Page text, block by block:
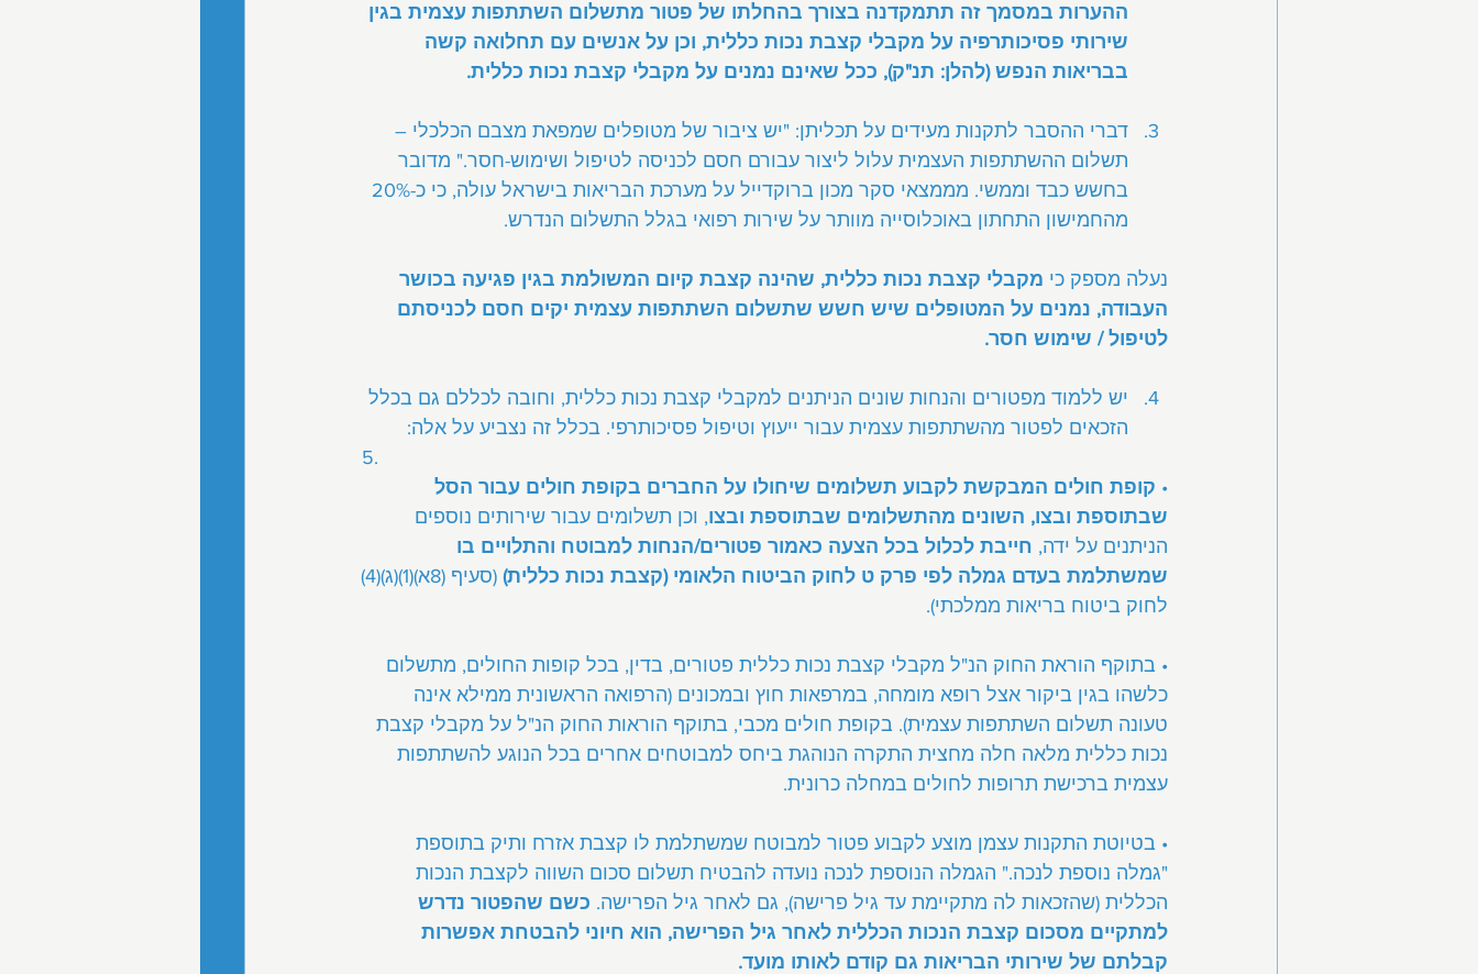
ההערות במסמך זה תתמקדנה בצורך בהחלתו של פטור מתשלום השתתפות עצמית בגין
שירותי פסיכותרפיה על מקבלי קצבת נכות כללית, וכן על אנשים עם תחלואה קשה
בבריאות הנפש (להלן: תנ"ק), ככל שאינם נמנים על מקבלי קצבת נכות כללית.
דברי ההסבר לתקנות מעידים על תכליתן: "יש ציבור של מטופלים שמפאת מצבם הכלכלי –
תשלום ההשתתפות העצמית עלול ליצור עבורם חסם לכניסה לטיפול ושימוש-חסר." מדובר
מהחמישון התחתון באוכלוסייה מוותר על שירות רפואי בגלל התשלום הנדרש.
נעלה מספק כי מקבלי קצבת נכות כללית, שהינה קצבת קיום המשולמת בגין פגיעה בכושר
העבודה, נמנים על המטופלים שיש חשש שתשלום השתתפות עצמית יקים חסם לכניסתם
לטיפול / שימוש חסר.
יש ללמוד מפטורים והנחות שונים הניתנים למקבלי קצבת נכות כללית, וחובה לכללם גם בכלל
הזכאים לפטור מהשתתפות עצמית עבור ייעוץ וטיפול פסיכותרפי. בכלל זה נצביע על אלה:
• קופת חולים המבקשת לקבוע תשלומים שיחולו על החברים בקופת חולים עבור הסל
שבתוספת ובצו, השונים מהתשלומים שבתוספת ובצו, וכן תשלומים עבור שירותים נוספים
הניתנים על ידה, חייבת לכלול בכל הצעה כאמור פטורים/הנחות למבוטח והתלויים בו
שמשתלמת בעדם גמלה לפי פרק ט לחוק הביטוח הלאומי (קצבת נכות כללית)
(סעיף (8א)(1)(ג)(4)
לחוק ביטוח בריאות ממלכתי).
• בתוקף הוראת החוק הנ"ל מקבלי קצבת נכות כללית פטורים, בדין, בכל קופות החולים, מתשלום
כלשהו בגין ביקור אצל רופא מומחה, במרפאות חוץ ובמכונים (הרפואה הראשונית ממילא אינה
טעונה תשלום השתתפות עצמית). בקופת חולים מכבי, בתוקף הוראות החוק הנ"ל על מקבלי קצבת
נכות כללית מלאה חלה מחצית התקרה הנוהגת ביחס למבוטחים אחרים בכל הנוגע להשתתפות
עצמית ברכישת תרופות לחולים במחלה כרונית.
• בטיוטת התקנות עצמן מוצע לקבוע פטור למבוטח שמשתלמת לו קצבת אזרח ותיק בתוספת
"גמלה נוספת לנכה." הגמלה הנוספת לנכה נועדה להבטיח תשלום סכום השווה לקצבת הנכות
הכללית (שהזכאות לה מתקיימת עד גיל פרישה), גם לאחר גיל הפרישה. כשם שהפטור נדרש
למתקיים מסכום קצבת הנכות הכללית לאחר גיל הפרישה, הוא חיוני להבטחת אפשרות
קבלתם של שירותי הבריאות גם קודם לאותו מועד.